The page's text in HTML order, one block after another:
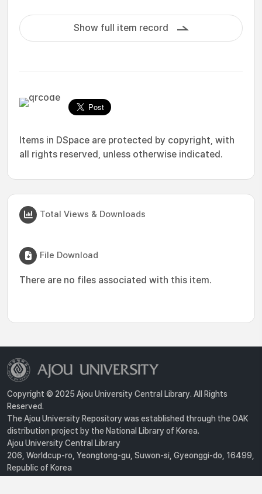
Show full item record
Items in DSpace are protected by copyright, with
all rights reserved, unless otherwise indicated.
Total Views & Downloads
File Download
There are no files associated with this item.
Copyright © 2025 Ajou University Central Library. All Rights
Reserved.
The Ajou University Repository was established through the OAK
distribution project by the National Library of Korea.
Ajou University Central Library
206, Worldcup-ro, Yeongtong-gu, Suwon-si, Gyeonggi-do, 16499,
Republic of Korea